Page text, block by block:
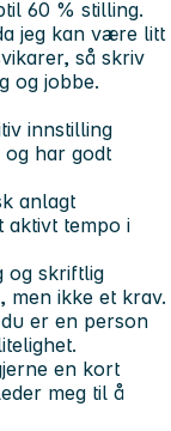
60 % stilling.
jeg kan være litt
så skriv
og jobbe.
innstilling
har godt
anlagt
tempo i
skriftlig
men ikke et krav.
er en person
en kort
meg til å